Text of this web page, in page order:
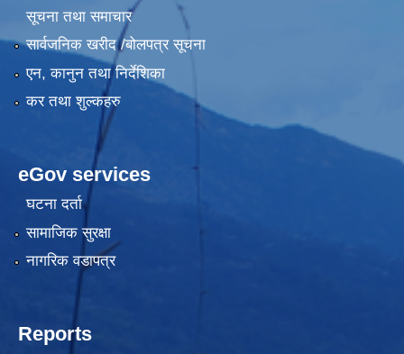
सूचना तथा समाचार
सार्वजनिक खरीद /बोलपत्र सूचना
एन, कानुन तथा निर्देशिका
कर तथा शुल्कहरु
eGov services
घटना दर्ता
सामाजिक सुरक्षा
नागरिक वडापत्र
Reports